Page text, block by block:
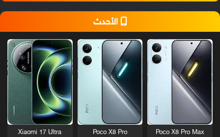
الأحدث
Poco X8 Pro Max
Poco X8 Pro
Xiaomi 17 Ultra